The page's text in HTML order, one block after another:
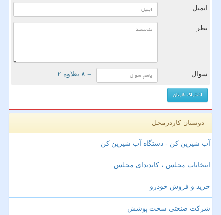
ایمیل:
نظر:
سوال: = ۸ بعلاوه ۲
دوستان کاردرمحل
آب شیرین کن - دستگاه آب شیرین کن
انتخابات مجلس ، کاندیدای مجلس
خرید و فروش خودرو
شرکت صنعتی سخت پوشش